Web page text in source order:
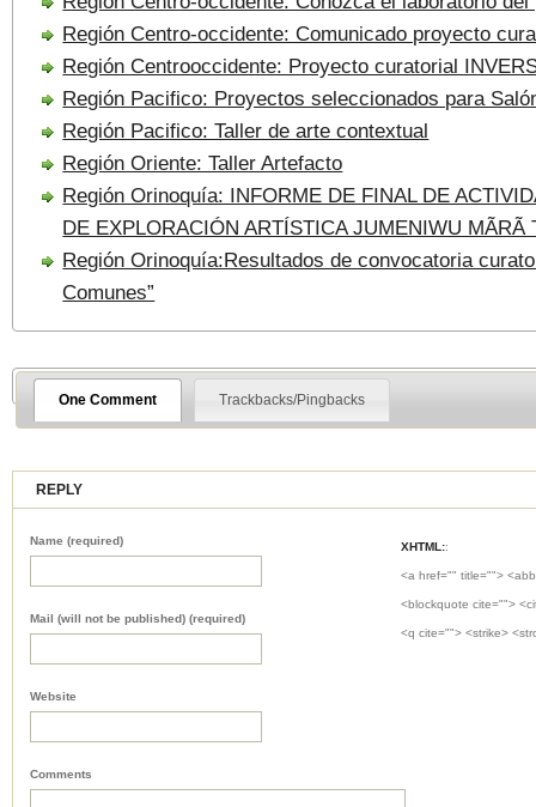
Región Centro-occidente: Comunicado proyecto
Región Centrooccidente: Proyecto curatorial
Región Pacifico: Proyectos seleccionados para
Región Pacifico: Taller de arte contextual
Región Oriente: Taller Artefacto
Región Orinoquía: INFORME DE FINAL DE
DE EXPLORACIÓN ARTÍSTICA JUMENIWU MÃRÃ
Región Orinoquía:Resultados de convocatoria
Comunes”
One Comment Trackbacks/Pingbacks
REPLY
XHTML::
<a href="" title="">
<blockquote cite="">
<q cite=""> <strike>
Name (required)
Mail (will not be published) (required)
Website
Comments